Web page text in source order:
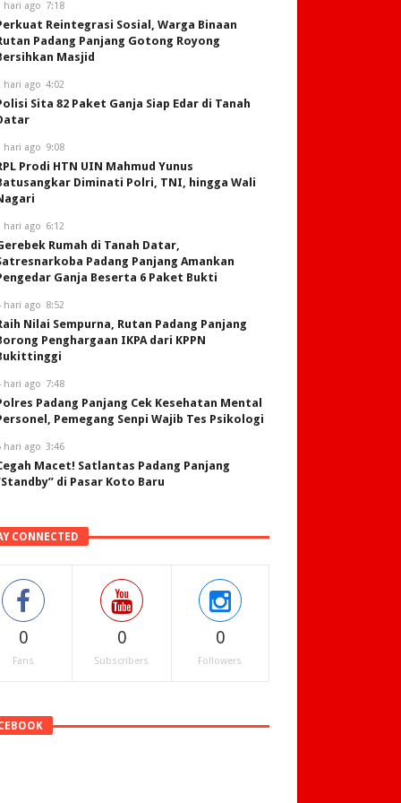
hari ago 7:18
Reintegrasi Sosial, Warga Binaan
Padang Panjang Gotong Royong
Masjid
hari ago 4:02
Sita 82 Paket Ganja Siap Edar di Tanah
hari ago 9:08
Prodi HTN UIN Mahmud Yunus
Diminati Polri, TNI, hingga Wali
hari ago 6:12
Rumah di Tanah Datar,
Padang Panjang Amankan
Ganja Beserta 6 Paket Bukti
hari ago 8:52
Nilai Sempurna, Rutan Padang Panjang
Penghargaan IKPA dari KPPN
hari ago 7:48
Padang Panjang Cek Kesehatan Mental
Pemegang Senpi Wajib Tes Psikologi
hari ago 3:46
Macet! Satlantas Padang Panjang
di Pasar Koto Baru
CONNECTED
0
Fans
0
Subscribers
0
Followers